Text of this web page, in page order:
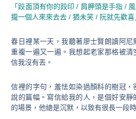
「跤面頂有你的跤印 / 肩胛頭是手指 /
攏一個人來來去去 / 猶未笑 / 阮就先歡喜
春日裡某一天，我聽著廖士賢朗讀阿尼
重複一遍又一遍。我想起老家那格被
信我沒有丟。
信裡的字句，羞怯如染過顏料的樹冠
說的篇幅。寫信給我的人，是個好安
的場景，他總是沉默，以致有很長一段